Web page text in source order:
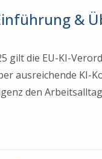
&
gilt die EU-KI-
ausreichende KI-
den